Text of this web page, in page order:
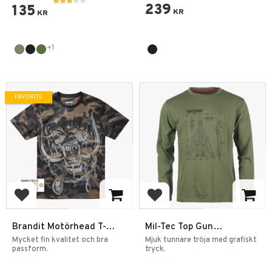
135 KR
+1
239 KR
Add to favorites
Brandit Motörhead T-
Shirt Warpig Print
Mycket fin kvalitet och bra
passform.
FAVORITE
Add to favorites
Mil-Tec Top Gun
Långärmad T-shirt
Mjuk tunnare tröja med grafiskt
tryck.